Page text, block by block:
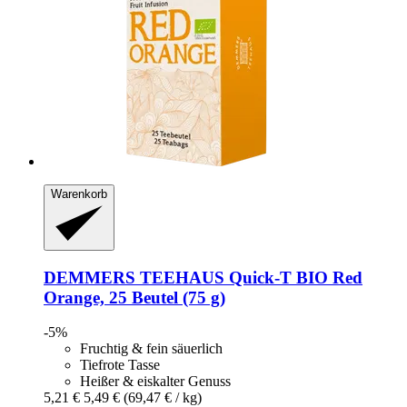
Warenkorb
DEMMERS TEEHAUS Quick-​T BIO Red
Orange, 25 Beutel (75 g)
-5%
Fruchtig & fein säuerlich
Tiefrote Tasse
Heißer & eiskalter Genuss
5,21 € 5,49 € (69,47 € / kg)